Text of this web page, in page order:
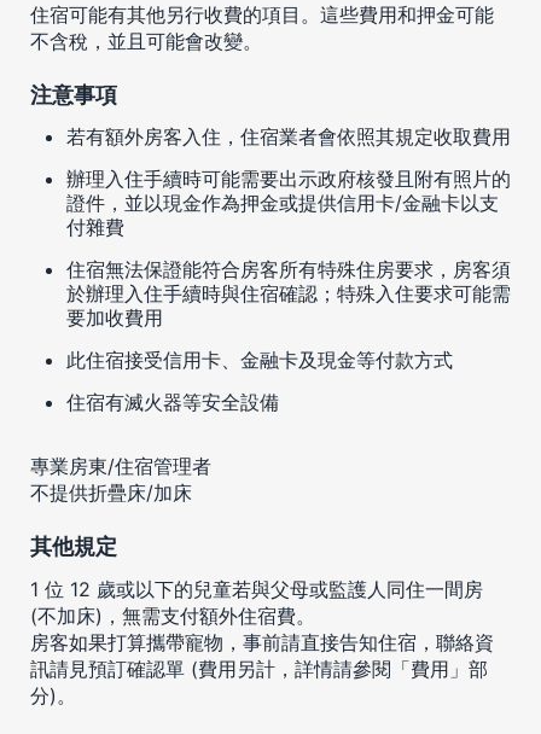
住宿可能有其他另行收費的項目。這些費用和押金可能
不含稅，並且可能會改變。
注意事項
若有額外房客入住，住宿業者會依照其規定收取費用
辦理入住手續時可能需要出示政府核發且附有照片的
證件，並以現金作為押金或提供信用卡/金融卡以支
付雜費
住宿無法保證能符合房客所有特殊住房要求，房客須
於辦理入住手續時與住宿確認；特殊入住要求可能需
要加收費用
此住宿接受信用卡、金融卡及現金等付款方式
住宿有滅火器等安全設備
專業房東/住宿管理者
不提供折疊床/加床
其他規定
1 位 12 歲或以下的兒童若與父母或監護人同住一間房
(不加床)，無需支付額外住宿費。
房客如果打算攜帶寵物，事前請直接告知住宿，聯絡資
訊請見預訂確認單 (費用另計，詳情請參閱「費用」部
分)。